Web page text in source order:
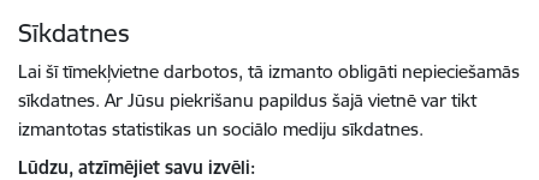
Sīkdatnes
Lai šī tīmekļvietne darbotos, tā izmanto obligāti nepieciešamās
sīkdatnes. Ar Jūsu piekrišanu papildus šajā vietnē var tikt
izmantotas statistikas un sociālo mediju sīkdatnes.
Lūdzu, atzīmējiet savu izvēli: